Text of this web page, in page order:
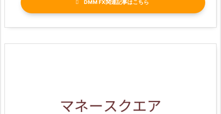
DMM FX関連記事